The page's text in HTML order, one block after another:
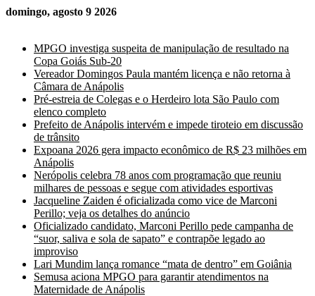
domingo, agosto 9 2026
MPGO investiga suspeita de manipulação de resultado na
Copa Goiás Sub-20
Vereador Domingos Paula mantém licença e não retorna à
Câmara de Anápolis
Pré-estreia de Colegas e o Herdeiro lota São Paulo com
elenco completo
Prefeito de Anápolis intervém e impede tiroteio em discussão
de trânsito
Expoana 2026 gera impacto econômico de R$ 23 milhões em
Anápolis
Nerópolis celebra 78 anos com programação que reuniu
milhares de pessoas e segue com atividades esportivas
Jacqueline Zaiden é oficializada como vice de Marconi
Perillo; veja os detalhes do anúncio
Oficializado candidato, Marconi Perillo pede campanha de
“suor, saliva e sola de sapato” e contrapõe legado ao
improviso
Lari Mundim lança romance “mata de dentro” em Goiânia
Semusa aciona MPGO para garantir atendimentos na
Maternidade de Anápolis